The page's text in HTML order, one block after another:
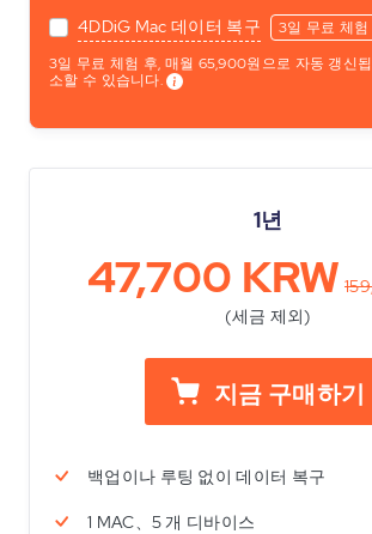
4DDiG Mac 데이터 복구
3일 무료 체험
3일 무료 체험 후, 매월 65,900원으로 자동 갱신
소할 수 있습니다.
1년
47,700 KRW
(세금 제외)
지금 구매하기
백업이나 루팅 없이 데이터 복구
1 MAC、5 개 디바이스